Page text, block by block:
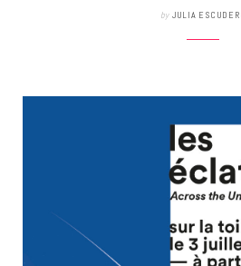
by JULIA